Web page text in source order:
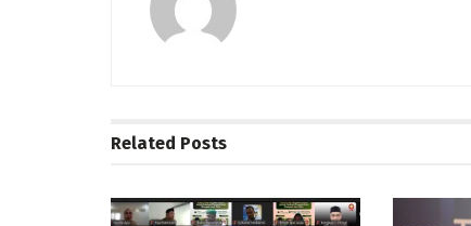
Related Posts